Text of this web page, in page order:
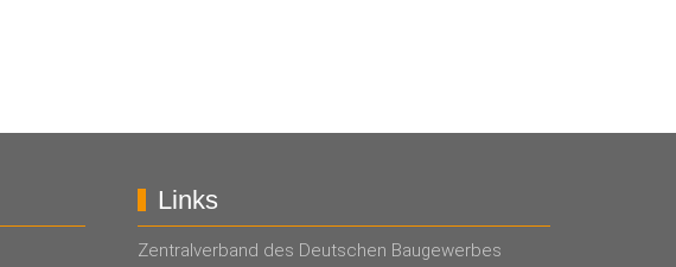
Links
Zentralverband des Deutschen Baugewerbes